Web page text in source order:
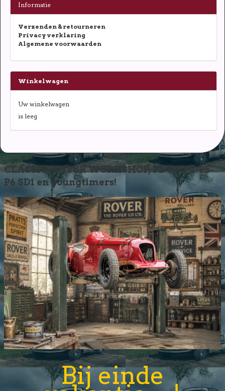
Informatie
Verzenden & retourneren
Privacy verklaring
Algemene voorwaarden
Winkelwagen
Uw winkelwagen
is leeg
CLASSIC-ROVER WORKSHOP, P2-P3-P4-P5-
P6 SD1 en youngtimers!
Bij einde